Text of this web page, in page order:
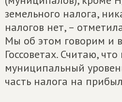
земельного налога,
налогов нет, –
Мы об этом говорим и
Госсоветах. Считаю, что
муниципальный
часть налога на